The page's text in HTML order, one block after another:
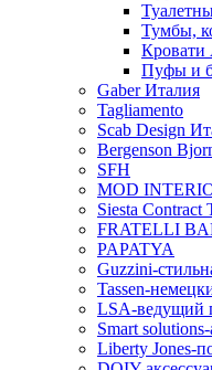
Тумбы,
Кровати
Пуфы и
Gaber Италия
Tagliamento
Scab Design
Bergenson
SFH
MOD
Siesta Contract
FRATELLI
PAPATYA
Guzzini-
Tassen-
LSA-ведущий
Smart
Liberty Jones-